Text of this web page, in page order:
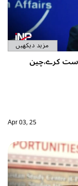
مزید دیکھیں
کرے،چین
Apr 03, 25